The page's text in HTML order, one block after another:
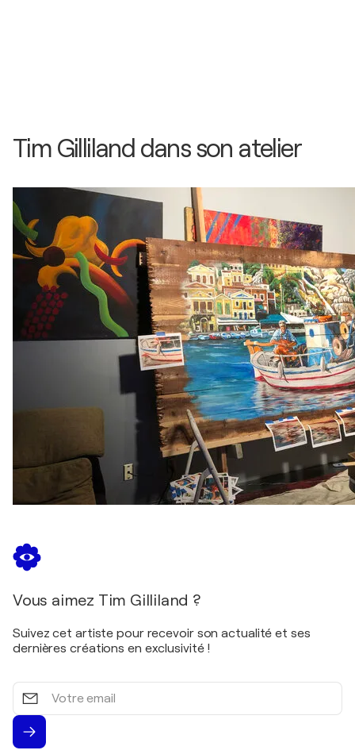
Tim Gilliland dans son atelier
Vous aimez Tim Gilliland ?
Suivez cet artiste pour recevoir son actualité et ses
dernières créations en exclusivité !
Votre
email